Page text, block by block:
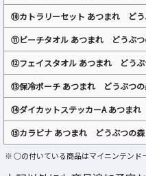
⑩カトラリーセット あつまれ ど
⑪ビーチタオル あつまれ どうぶつ
⑫フェイスタオル あつまれ どう
⑬保冷ポーチ あつまれ どうぶつの
⑭ダイカットステッカーA あつま
⑮カラビナ あつまれ どうぶつの森
※ ○の付いている商品はマイニンテンド